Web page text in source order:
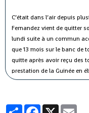
C’était dans l’air depuis
Fernandez vient de quitter
lundi suite à un commun
que 13 mois sur le banc de
quitte après avoir reçu des
prestation de la Guinée en
2017.
PartagerFacebook
X